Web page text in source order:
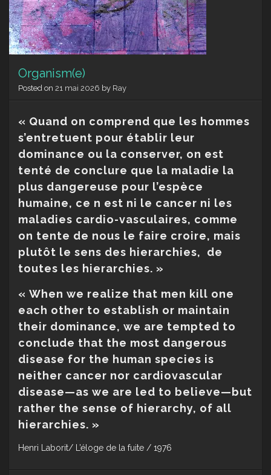
Organism(e)
Posted on 21 mai 2026 by Ray
« Quand on comprend que les hommes
s’entretuent pour établir leur
dominance ou la conserver, on est
tenté de conclure que la maladie la
plus dangereuse pour l’espèce
humaine, ce n est ni le cancer ni les
maladies cardio-vasculaires, comme
on tente de nous le faire croire, mais
plutôt le sens des hierarchies, de
toutes les hierarchies. »
« When we realize that men kill one
each other to establish or maintain
their dominance, we are tempted to
conclude that the most dangerous
disease for the human species is
neither cancer nor cardiovascular
disease—as we are led to believe—but
rather the sense of hierarchy, of all
hierarchies. »
Henri Laborit/ L’éloge de la fuite / 1976